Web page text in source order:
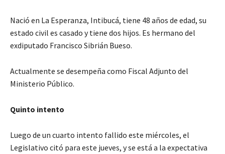
Nació en La Esperanza, Intibucá, tiene 48 años de edad, su
estado civil es casado y tiene dos hijos. Es hermano del
exdiputado Francisco Sibrián Bueso.
Actualmente se desempeña como Fiscal Adjunto del
Ministerio Público.
Quinto intento
Luego de un cuarto intento fallido este miércoles, el
Legislativo citó para este jueves, y se está a la expectativa